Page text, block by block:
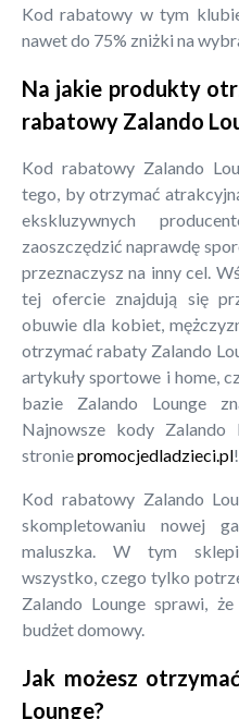
Kod rabatowy w tym
nawet do 75% zniżki na
Na jakie produkty
rabatowy Zalando
Kod rabatowy Zalando
tego, by otrzymać
ekskluzywnych
zaoszczędzić naprawdę
przeznaczysz na inny cel.
tej ofercie znajdują się
obuwie dla kobiet,
otrzymać rabaty Zalando
artykuły sportowe i home,
bazie Zalando Lounge
Najnowsze kody Zalando
stroniepromocjedladzieci.pl!
Kod rabatowy Zalando
skompletowaniu nowej
maluszka. W tym
wszystko, czego tylko
Zalando Lounge sprawi,
budżet domowy.
Jak możesz
Lounge?